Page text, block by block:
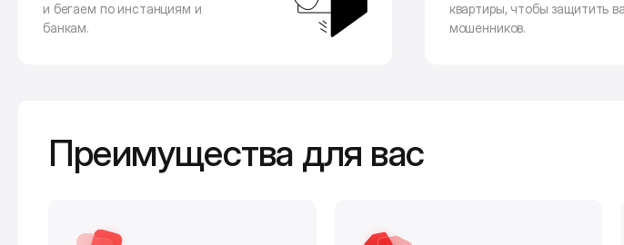
и бегаем по инстанциям и
банкам.
квартиры, чтобы защитить
мошенников.
Преимущества для вас